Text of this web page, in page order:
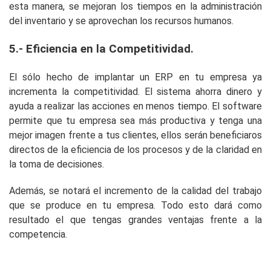
esta manera, se mejoran los tiempos en la administración
del inventario y se aprovechan los recursos humanos.
5.- Eficiencia en la Competitividad.
El sólo hecho de implantar un ERP en tu empresa ya
incrementa la competitividad. El sistema ahorra dinero y
ayuda a realizar las acciones en menos tiempo. El software
permite que tu empresa sea más productiva y tenga una
mejor imagen frente a tus clientes, ellos serán beneficiaros
directos de la eficiencia de los procesos y de la claridad en
la toma de decisiones.
Además, se notará el incremento de la calidad del trabajo
que se produce en tu empresa. Todo esto dará como
resultado el que tengas grandes ventajas frente a la
competencia.